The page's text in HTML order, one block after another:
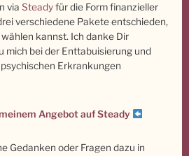
via Steadyfür die Form finanzieller
verschiedene Pakete entschieden,
kannst. Ich danke Dir
mich bei der Enttabuisierung und
Erkrankungen
Angebot auf Steady
Gedanken oder Fragen dazu in